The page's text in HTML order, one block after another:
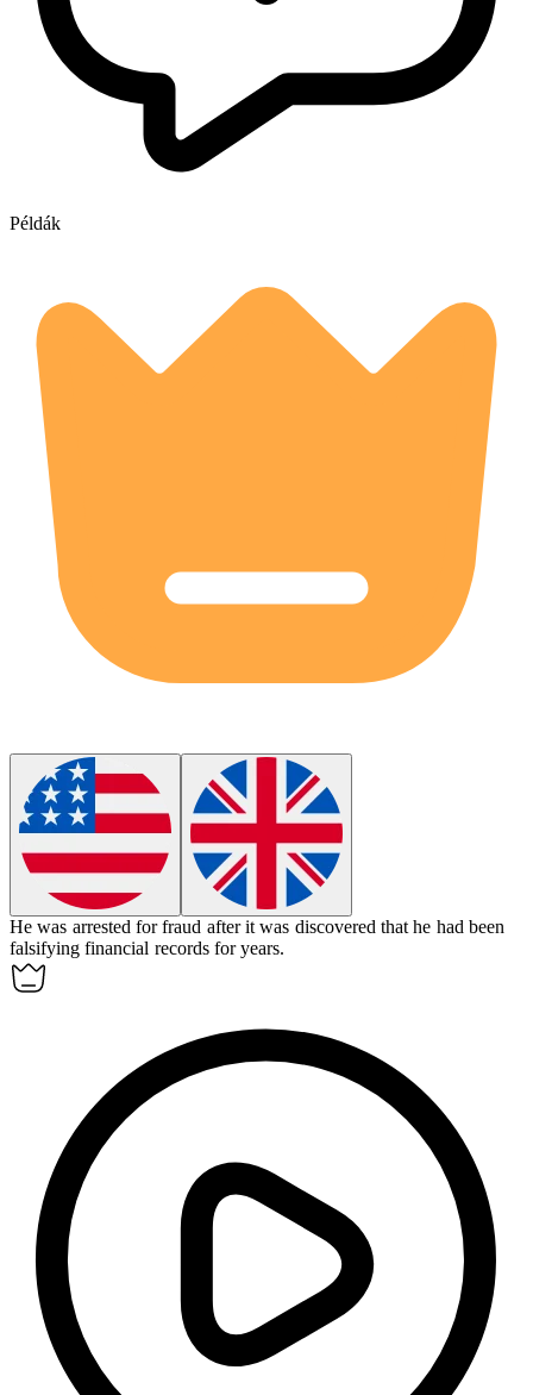
Példák
He was arrested forfraud after it was discovered that he had been
falsifying financial records for years.